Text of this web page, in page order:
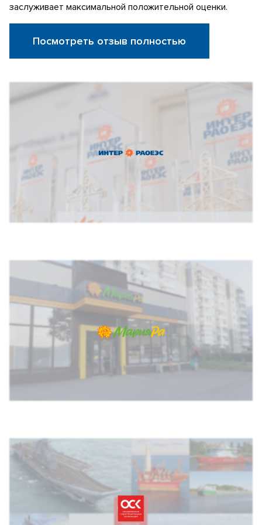
заслуживает максимальной положительной оценки.
Посмотреть отзыв полностью